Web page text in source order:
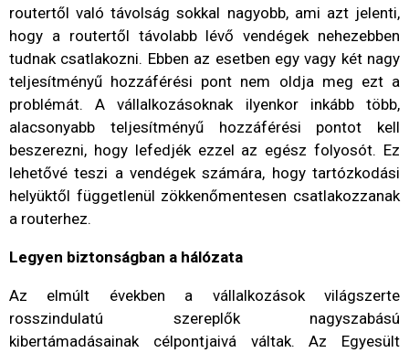
routertől való távolság sokkal nagyobb, ami azt jelenti,
hogy a routertől távolabb lévő vendégek nehezebben
tudnak csatlakozni. Ebben az esetben egy vagy két nagy
teljesítményű hozzáférési pont nem oldja meg ezt a
problémát. A vállalkozásoknak ilyenkor inkább több,
alacsonyabb teljesítményű hozzáférési pontot kell
beszerezni, hogy lefedjék ezzel az egész folyosót. Ez
lehetővé teszi a vendégek számára, hogy tartózkodási
helyüktől függetlenül zökkenőmentesen csatlakozzanak
a routerhez.
Legyen biztonságban a hálózata
Az elmúlt években a vállalkozások világszerte
rosszindulatú szereplők nagyszabású
kibertámadásainak célpontjaivá váltak. Az Egyesült